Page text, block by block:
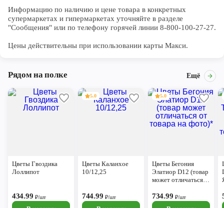
Информацию по наличию и цене товара в конкретных
супермаркетах и гипермаркетах уточняйте в разделе
"Сообщения" или по телефону горячей линии 8-800-100-27-27.
Цены действительны при использовании карты Макси.
Рядом на полке Ещё
Цветы Гвоздика
Лоллипот
434.99 ₽/шт
5.0
Цветы Каланхое
10/12,25
744.99 ₽/шт
5.0
Цветы Бегония
Элатиор D12 (товар
может отличаться
734.99 ₽/шт